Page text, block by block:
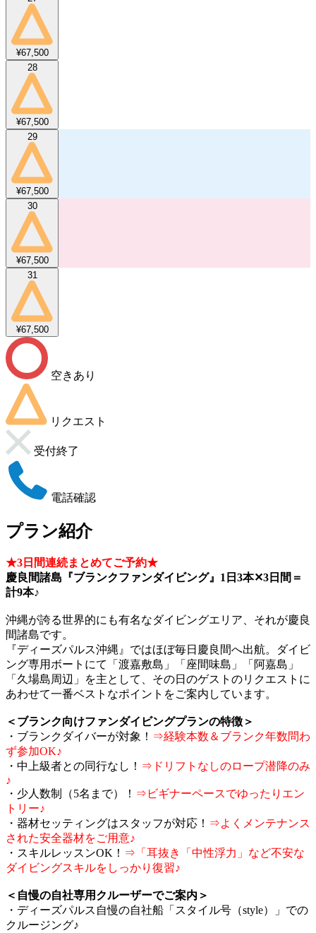
¥67,500
28
¥67,500
29
¥67,500
30
¥67,500
31
¥67,500
空きあり
リクエスト
受付終了
電話確認
プラン紹介
★3日間連続まとめてご予約★
慶良間諸島『ブランクファンダイビング』1日3本✕3日間＝
計9本♪
沖縄が誇る世界的にも有名なダイビングエリア、それが慶良
間諸島です。
『ディーズパルス沖縄』ではほぼ毎日慶良間へ出航。ダイビ
ング専用ボートにて「渡嘉敷島」「座間味島」「阿嘉島」
「久場島周辺」を主として、その日のゲストのリクエストに
あわせて一番ベストなポイントをご案内しています。
＜ブランク向けファンダイビングプランの特徴＞
・ブランクダイバーが対象！ ⇒経験本数＆ブランク年数問わ
ず参加OK♪
・中上級者との同行なし！ ⇒ドリフトなしのロープ潜降のみ
♪
・少人数制（5名まで）！ ⇒ビギナーペースでゆったりエン
トリー♪
・器材セッティングはスタッフが対応！ ⇒よくメンテナンス
された安全器材をご用意♪
・スキルレッスンOK！ ⇒「耳抜き「中性浮力」など不安な
ダイビングスキルをしっかり復習♪
＜自慢の自社専用クルーザーでご案内＞
・ディーズパルス自慢の自社船「スタイル号（style）」での
クルージング♪